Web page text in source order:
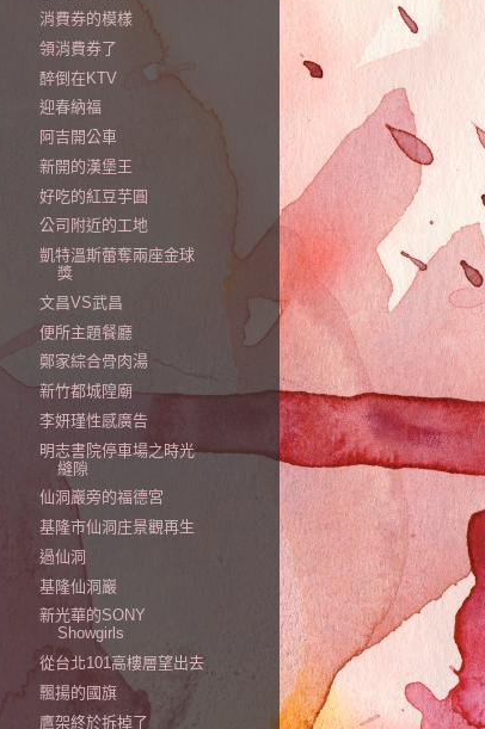
消費券的模樣
領消費券了
醉倒在KTV
迎春納福
阿吉開公車
新開的漢堡王
好吃的紅豆芋圓
公司附近的工地
凱特溫斯蕾奪兩座金球
獎
文昌VS武昌
便所主題餐廳
鄭家綜合骨肉湯
新竹都城隍廟
李妍瑾性感廣告
明志書院停車場之時光
縫隙
仙洞巖旁的福德宮
基隆市仙洞庄景觀再生
過仙洞
基隆仙洞巖
新光華的SONY
Showgirls
從台北101高樓層望出去
飄揚的國旗
鷹架終於拆掉了